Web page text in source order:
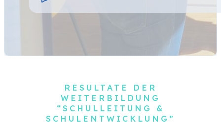
RESULTATE DER
WEITERBILDUNG
“SCHULLEITUNG &
SCHULENTWICKLUNG”